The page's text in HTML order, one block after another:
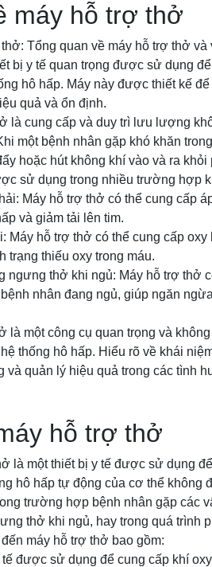
máy hỗ trợ thở
Tổng quan về máy hỗ trợ thở và
bị y tế quan trọng được sử dụng
hô hấp. Máy này được thiết kế
quả và ổn định.
là cung cấp và duy trì lưu lượng
một bệnh nhân gặp khó khăn
hoặc hút không khí vào và ra khỏi
sử dụng trong nhiều trường hợp
Máy hỗ trợ thở có thể cung cấp
và giảm tải lên tim.
Máy hỗ trợ thở có thể cung cấp
trạng thiếu oxy trong máu.
ngưng thở khi ngủ: Máy hỗ trợ thở
nhân đang ngủ, giúp ngăn
là một công cụ quan trọng và
thống hô hấp. Hiểu rõ về khái
và quản lý hiệu quả trong các tình
hỗ trợ thở
là một thiết bị y tế được sử dụng
hô hấp tự động của cơ thể không
trường hợp bệnh nhân gặp các
thở khi ngủ, hay trong quá trình
máy hỗ trợ thở bao gồm:
được sử dụng để cung cấp khí